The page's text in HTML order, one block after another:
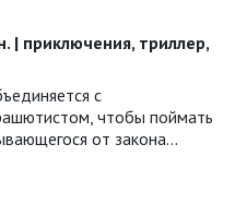
| приключения, триллер,
с
чтобы поймать
от закона…